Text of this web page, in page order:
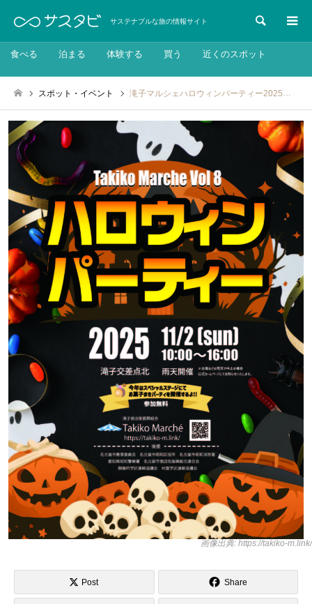
サステナブルな旅の情報サイト 検索
食べる 泊まる 体験する 買う 近くのスポット
スポット・イベント 滝子マルシェハロウィンパーティー2025：11月2日
画像出典: https://takiko-m.link/
Post Share